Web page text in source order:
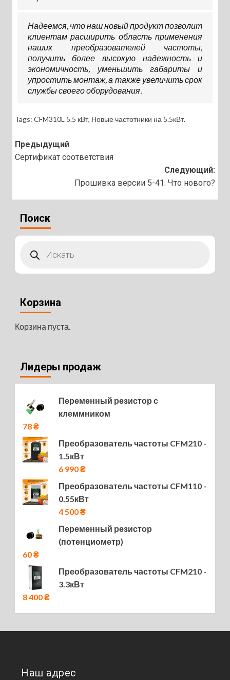
Надеемся, что наш новый продукт позволит
клиентам расширить область применения
наших преобразователей частоты,
получить более высокую надежность и
экономичность, уменьшить габариты и
упростить монтаж, а также увеличить срок
службы своего оборудования.
Tags: CFM310L 5.5 кВт, Новые частотники на 5.5кВт.
Навигация
записи
Предыдущий
Сертификат соответствия
Следующий:
Прошивка версии 5-41. Что нового?
Поиск
товаров
Корзина
Корзина пуста.
Лидеры продаж
Переменный резистор с
клеммником
78₴
Преобразователь частоты CFM210 -
1.5кВт
6 990₴
Преобразователь частоты CFM110 -
0.55кВт
4 500₴
Переменный резистор
(потенциометр)
60₴
Преобразователь частоты CFM210 -
3.3кВт
8 400₴
Наш адрес